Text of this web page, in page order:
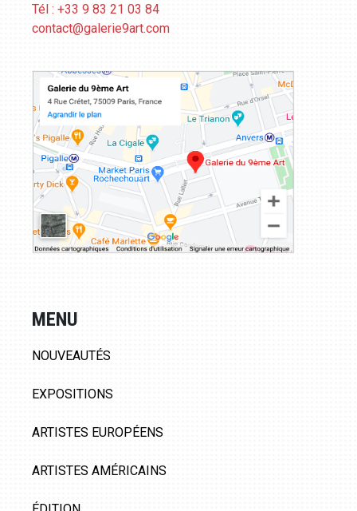
Tél : +33 9 83 21 03 84
contact@galerie9art.com
MENU
NOUVEAUTÉS
EXPOSITIONS
ARTISTES EUROPÉENS
ARTISTES AMÉRICAINS